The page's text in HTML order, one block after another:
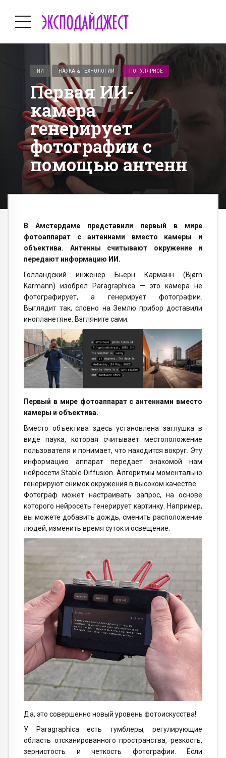
ИИ НАУКА & ТЕХНОЛОГИИ ПОПУЛЯРНОЕ
Первая ИИ-
камера
генерирует
фотографии с
помощью антенн
В Амстердаме представили первый в мире
фотоаппарат с антеннами вместо камеры и
объектива. Антенны считывают окружение и
передают информацию ИИ.
Голландский инженер Бьерн Карманн (Bjørn
Karmann) изобрел Paragraphica — это камера не
фотографирует, а генерирует фотографии.
Выглядит так, словно на Землю прибор доставили
инопланетяне. Взгляните сами:
Первый в мире фотоаппарат с антеннами вместо
камеры и объектива.
Вместо объектива здесь установлена заглушка в
виде паука, которая считывает местоположение
пользователя и понимает, что находится вокруг. Эту
информацию аппарат передает знакомой нам
нейросети Stable Diffusion. Алгоритмы моментально
генерируют снимок окружения в высоком качестве.
Фотограф может настраивать запрос, на основе
которого нейросеть генерирует картинку. Например,
вы можете добавить дождь, сменить расположение
людей, изменить время суток и освещение.
Да, это совершенно новый уровень фотоискусства!
У Paragraphica есть тумблеры, регулирующие
область отсканированного пространства, резкость,
зернистость и четкость фотографии. Если